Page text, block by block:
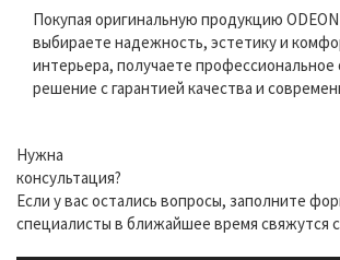
Покупая оригинальную продукцию
выбираете надежность, эстетику и
интерьера, получаете профессиональное
решение с гарантией качества и
Нужна
консультация?
Если у вас остались вопросы, заполните
специалисты в ближайшее время свяжутся